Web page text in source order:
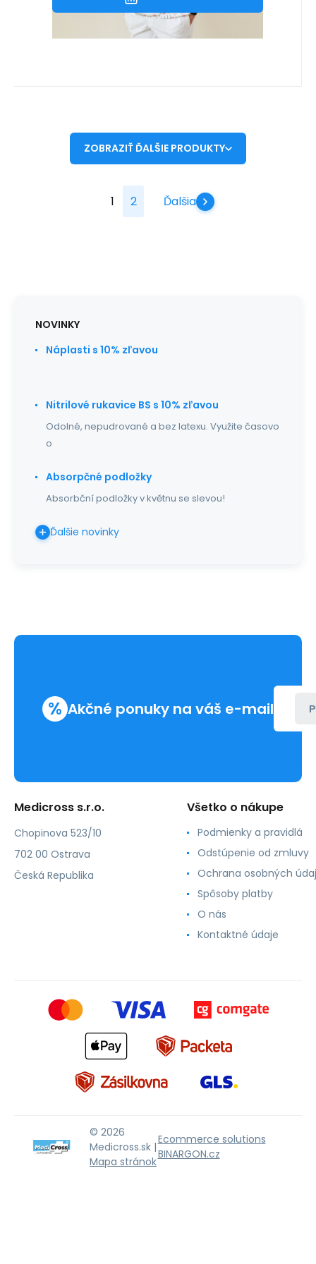
ZOBRAZIŤ ĎALŠIE PRODUKTY
1 2 Ďalšia
NOVINKY
Náplasti s 10% zľavou
Nitrilové rukavice BS s 10% zľavou
Odolné, nepudrované a bez latexu. Využite časovo
o
Absorpčné podložky
Absorbční podložky v květnu se slevou!
Ďalšie novinky
% Akčné ponuky na váš e-mail
Medicross s.r.o.
Chopinova 523/10
702 00 Ostrava
Česká Republika
Všetko o nákupe
Podmienky a pravidlá
Odstúpenie od zmluvy
Ochrana osobných
Spôsoby platby
O nás
Kontaktné údaje
© 2026
Medicross.sk |
Mapa stránok
Ecommerce solutions
BINARGON.cz